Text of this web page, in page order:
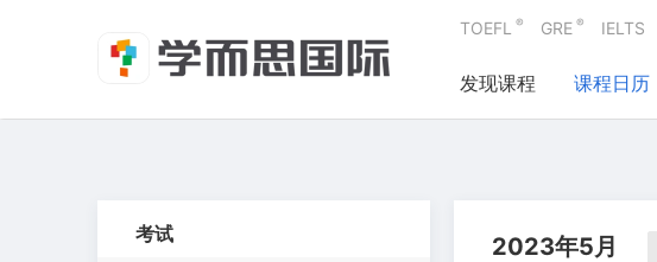
TOEFL ® GRE ® IELTS
发现课程 课程日历
考试 2023年5月